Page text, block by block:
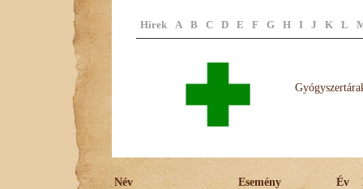
Hírek A B C D E F G H I J K L
Név Esemény Év